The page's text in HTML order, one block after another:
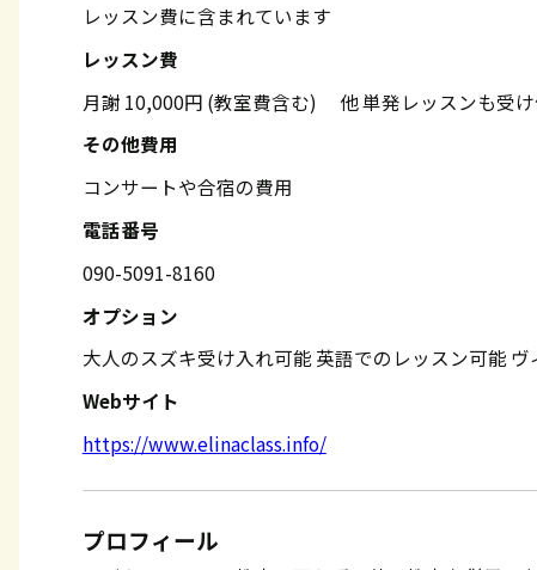
レッスン費に含まれています
レッスン費
月謝 10,000円 (教室費含む) 他 単発レッスンも受
その他費用
コンサートや合宿の費用
電話番号
090-5091-8160
オプション
大人のスズキ受け入れ可能英語でのレッスン可能ヴ
Webサイト
https://www.elinaclass.info/
プロフィール